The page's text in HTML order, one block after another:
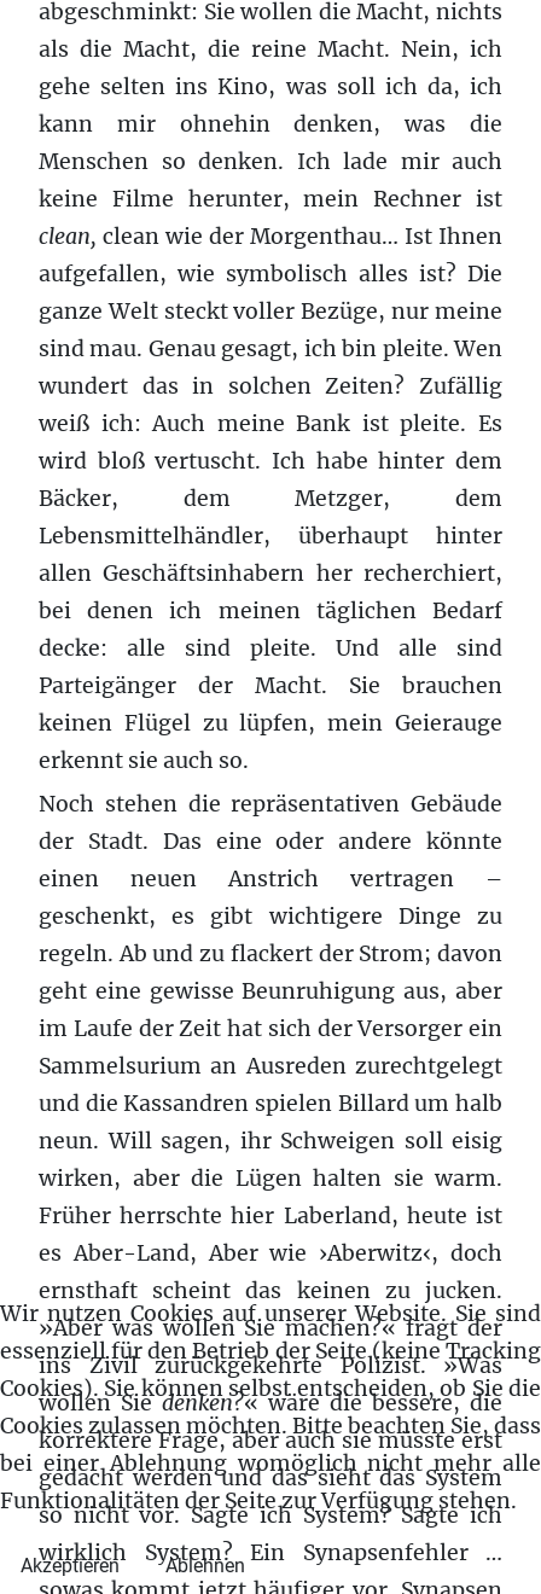
abgeschminkt: Sie wollen die Macht, nichts
als die Macht, die reine Macht. Nein, ich
gehe selten ins Kino, was soll ich da, ich
kann mir ohnehin denken, was die
Menschen so denken. Ich lade mir auch
keine Filme herunter, mein Rechner ist
clean, clean wie der Morgenthau… Ist Ihnen
aufgefallen, wie symbolisch alles ist? Die
ganze Welt steckt voller Bezüge, nur meine
sind mau. Genau gesagt, ich bin pleite. Wen
wundert das in solchen Zeiten? Zufällig
weiß ich: Auch meine Bank ist pleite. Es
wird bloß vertuscht. Ich habe hinter dem
Bäcker, dem Metzger, dem
Lebensmittelhändler, überhaupt hinter
allen Geschäftsinhabern her recherchiert,
bei denen ich meinen täglichen Bedarf
decke: alle sind pleite. Und alle sind
Parteigänger der Macht. Sie brauchen
keinen Flügel zu lüpfen, mein Geierauge
erkennt sie auch so.
Noch stehen die repräsentativen Gebäude
der Stadt. Das eine oder andere könnte
einen neuen Anstrich vertragen –
geschenkt, es gibt wichtigere Dinge zu
regeln. Ab und zu flackert der Strom; davon
geht eine gewisse Beunruhigung aus, aber
im Laufe der Zeit hat sich der Versorger ein
Sammelsurium an Ausreden zurechtgelegt
und die Kassandren spielen Billard um halb
neun. Will sagen, ihr Schweigen soll eisig
wirken, aber die Lügen halten sie warm.
Früher herrschte hier Laberland, heute ist
es Aber-Land, Aber wie ›Aberwitz‹, doch
ernsthaft scheint das keinen zu jucken.
»Aber was wollen Sie machen?« fragt der
ins Zivil zurückgekehrte Polizist. »Was
wollen Siedenken?« wäre die bessere, die
korrektere Frage, aber auch sie müsste erst
gedacht werden und das sieht das System
so nicht vor. Sagte ich System? Sagte ich
wirklich System? Ein Synapsenfehler …
Wir nutzen Cookies auf unserer Website. Sie sind
essenziell für den Betrieb der Seite (keine Tracking
Cookies). Sie können selbst entscheiden, ob Sie die
Cookies zulassen möchten. Bitte beachten Sie, dass
bei einer Ablehnung womöglich nicht mehr alle
Funktionalitäten der Seite zur Verfügung stehen.
Akzeptieren Ablehnen